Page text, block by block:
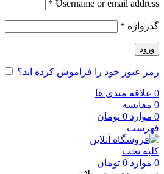
Username or email address
*
گذرواژه *
ورود
رمز عبور خود را فراموش کرده اید؟
0 علاقه مندی ها
0 مقایسه
0 موارد 0 تومان
فهرست
0 موارد 0 تومان